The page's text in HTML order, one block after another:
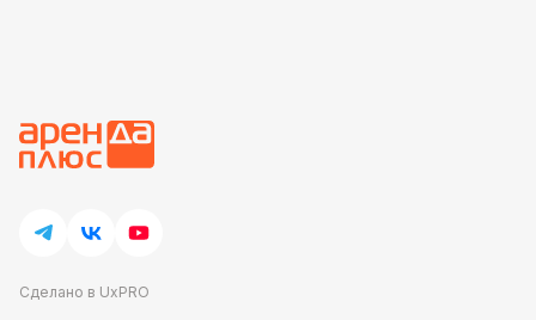
Сделано в UxPRO